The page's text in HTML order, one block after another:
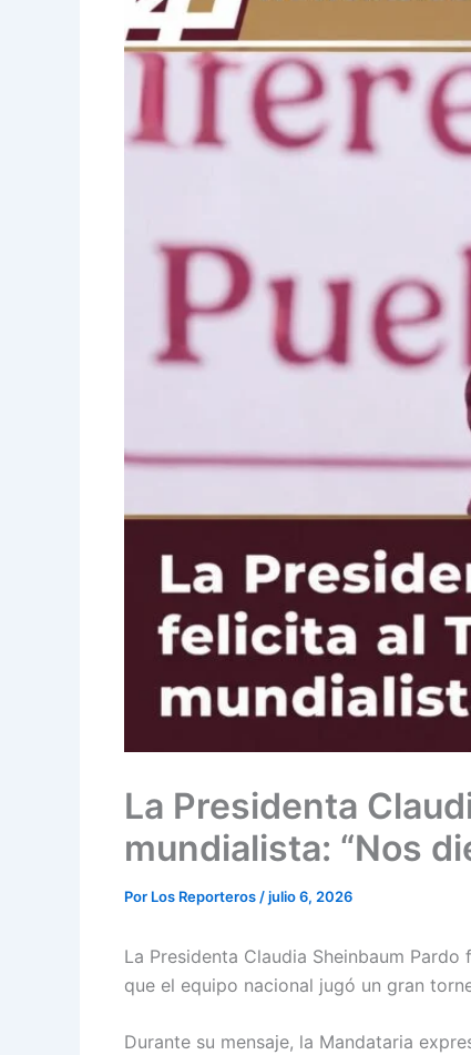
La Presidenta
mundialista: “Nos
Por Los Reporteros /julio 6, 2026
La Presidenta Claudia Sheinbaum
que el equipo nacional jugó un gran
Durante su mensaje, la Mandataria